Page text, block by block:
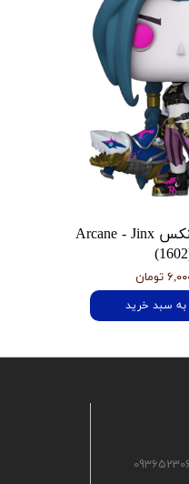
فانکو پاپ جینکس Arcane - Jinx
تومان
به سبد خرید